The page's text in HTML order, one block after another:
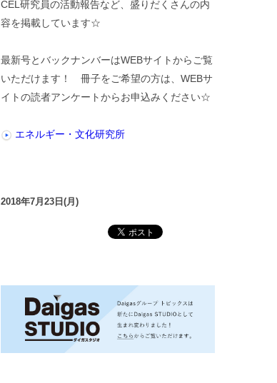
CEL研究員の活動報告など、盛りだくさんの内
容を掲載しています☆
最新号とバックナンバーはWEBサイトからご覧
いただけます！ 冊子をご希望の方は、WEBサ
イトの読者アンケートからお申込みください☆
エネルギー・文化研究所
2018年7月23日(月)